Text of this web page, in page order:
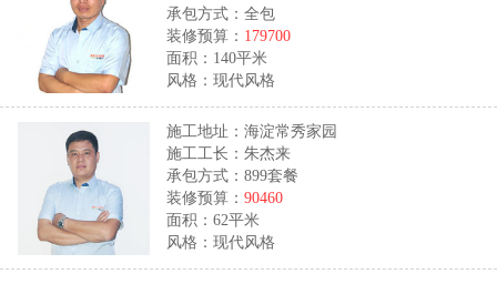
承包方式：全包
装修预算： 179700
面积：140平米
风格：现代风格
施工地址：海淀常秀家园
施工工长：朱杰来
承包方式：899套餐
装修预算：90460
面积：62平米
风格：现代风格